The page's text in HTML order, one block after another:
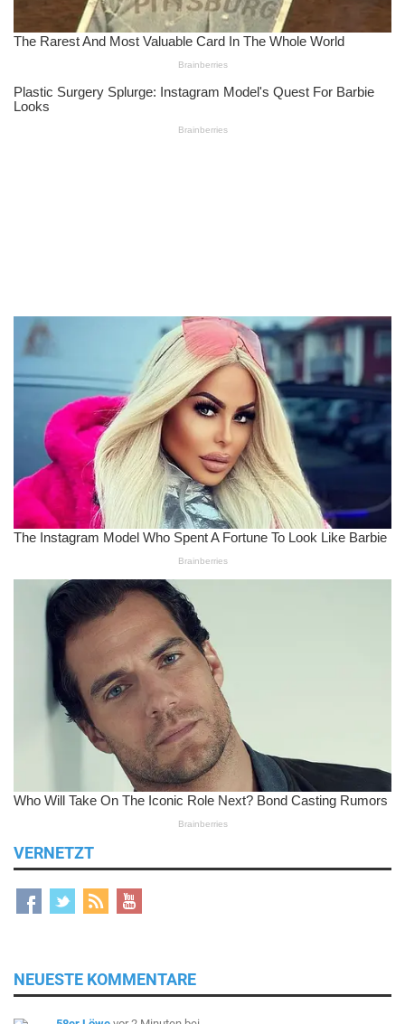
VERNETZT
NEUESTE KOMMENTARE